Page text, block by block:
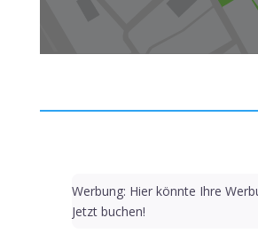
Werbung: Hier könnte Ihre
Jetzt buchen!